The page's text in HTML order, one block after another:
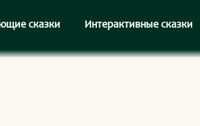
сказки Интерактивные сказки